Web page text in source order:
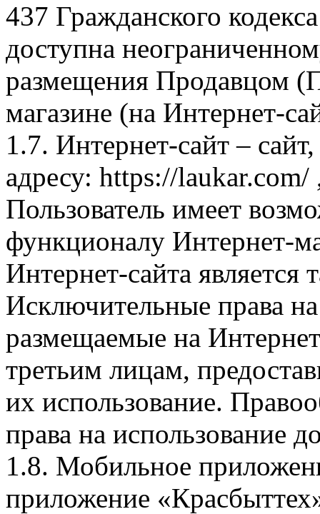
437 Гражданского
доступна
размещения Продавцом
магазине (на Интернет-
1.7. Интернет-сайт –
адресу: https://laukar.com/
Пользователь имеет
функционалу Интернет-
Интернет-сайта
Исключительные права
размещаемые на
третьим лицам,
их использование.
права на использование
1.8. Мобильное
приложение